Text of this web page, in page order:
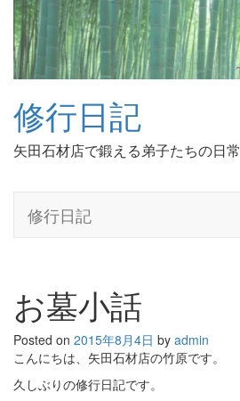
修行日記
矢田石材店で鍛える弟子たちの日常
修行日記
お墓小話
Posted on 2015年8月4日 by admin
こんにちは、矢田石材店の竹原です。
久しぶりの修行日記です。